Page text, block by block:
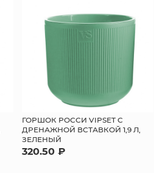
ГОРШОК РОССИ VIPSET С
ДРЕНАЖНОЙ ВСТАВКОЙ 1,9 Л,
ЗЕЛЕНЫЙ
320.50 ₽